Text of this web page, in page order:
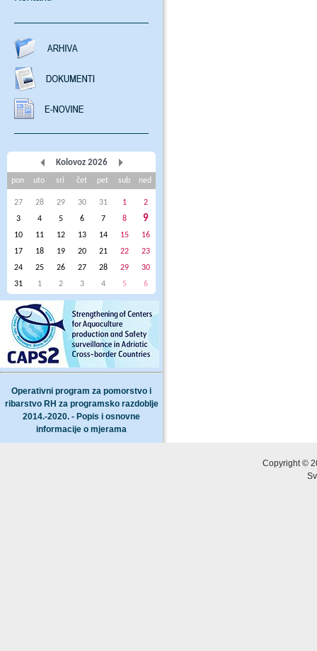
Kolovoz 2026
pon uto sri čet pet sub ned
27 28 29 30 31 1
2
3
4 5 6 7 8 9
10 11 12 13 14 15
16
17
18 19 20 21 22
23
24
25 26 27 28 29
30
31
1 2 3 4 5 6
Operativni program za pomorstvo i
ribarstvo RH za programsko razdoblje
2014.-2020. - Popis i osnovne
informacije o mjerama
Copyright ©